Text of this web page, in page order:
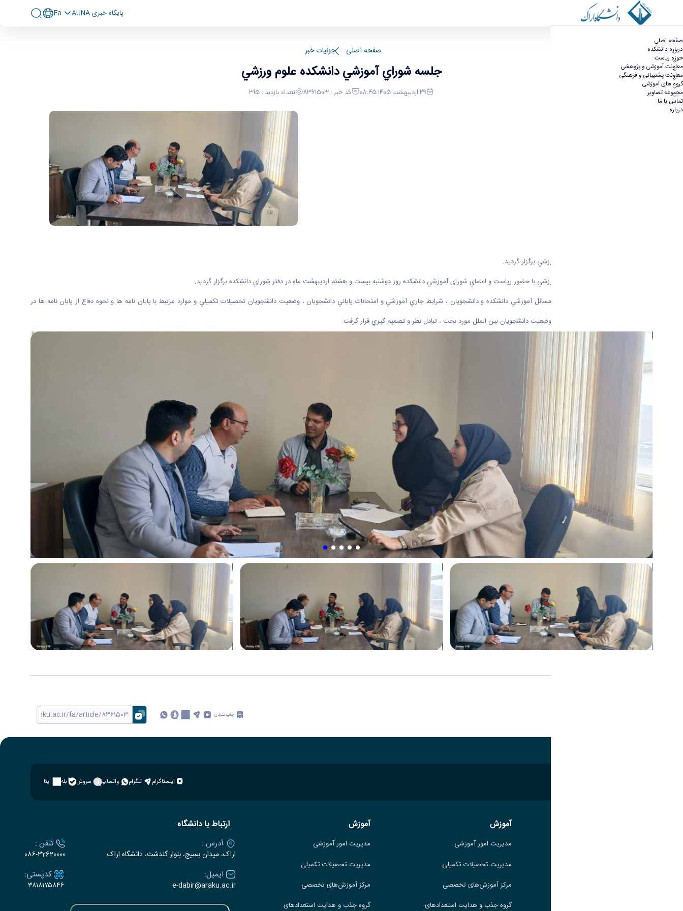
صفحه اصلی
درباره دانشکده
حوزه ریاست
معاونت آموزشی و پژوهشی
معاونت پشتیبانی و فرهنگی
گروه های آموزشی
مجموعه تصاویر
تماس با ما
درباره
پايگاه خبری AUNA Fa
صفحه اصلی جزئیات خبر
جلسه شوراي آموزشي دانشكده علوم ورزشي
29 اردیبهشت 1405 08:45 کد خبر : 8361503 تعداد بازدید : 315
جلسه شوراي آموزشي دانشكده علوم ورزشي برگزار گرديد.
جلسه شوراي آموزشي دانشكده علوم ورزشي با حضور رياست و اعضاي شوراي آموزشي دانشكده روز دوشنبه بيست و هشتم ارديبهشت ماه در دفتر شوراي دانشكده برگزار گرديد.
طي اين اين نشست مباحث مرتبط با مسائل آموزشي دانشكده و دانشجويان ، شرايط جاري آموزشي و امتحانات پاياني دانشجويان ، وضعيت دانشجويان تحصيلات تكميلي و موارد مرتبط با پايان نامه ها و نحوه دفاع از پايان نامه ها در
شرايط كنوني همچنين درباره مسائل و وضعيت دانشجويان بين الملل مورد بحث ، تبادل نظر و تصميم گيري قرار گرفت.
چاپ کردن
اینستاگرام تلگرام واتساپ سروش بله ایتا
آموزش
مدیریت امور آموزشی
مدیریت تحصیلات تکمیلی
مرکز آموزش‌های تخصصی
گروه جذب و هدایت استعدادهای
آموزش
مدیریت امور آموزشی
مدیریت تحصیلات تکمیلی
مرکز آموزش‌های تخصصی
گروه جذب و هدایت استعدادهای
ارتباط با دانشگاه
آدرس :
اراک، میدان بسیج، بلوار گلدشت، دانشگاه اراک
تلفن :
۰۸۶-۳2620000
ایمیل:
e-dabir@araku.ac.ir
کدپستی:
۳۸۱۸۱۷۵۸۴۶